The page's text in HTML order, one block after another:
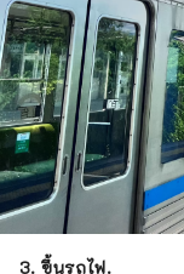
3. ขึ้นรถไฟ.